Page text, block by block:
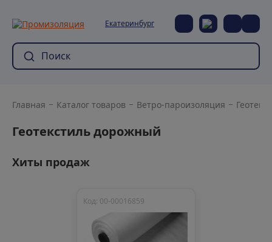
Екатеринбург
Главная Каталог товаров Ветро-пароизоляция
Геотекстиль дорожный
Хиты продаж
Код: 00-00016859